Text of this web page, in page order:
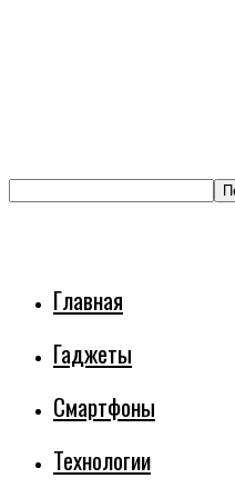
Главная
Гаджеты
Смартфоны
Технологии